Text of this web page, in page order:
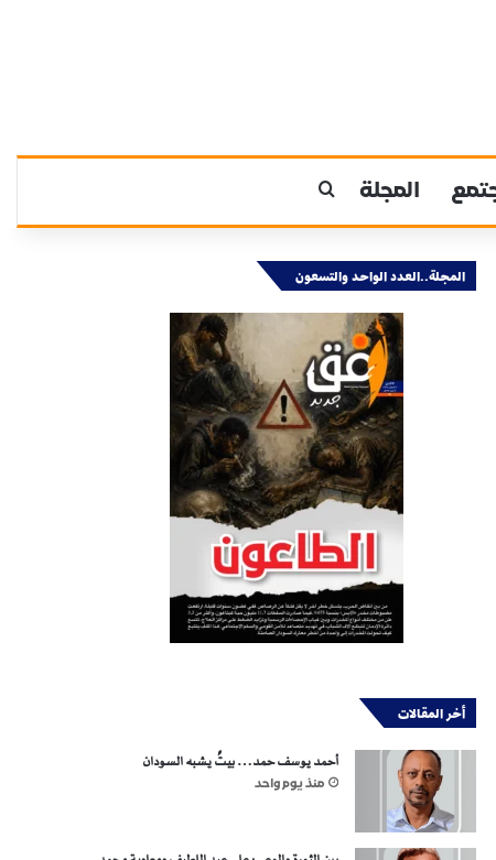
المجلة
المجلة..العدد الواحد والتسعون
أخر المقالات
أحمد يوسف حمد… بيتٌ يشبه السودان
منذ يوم واحد